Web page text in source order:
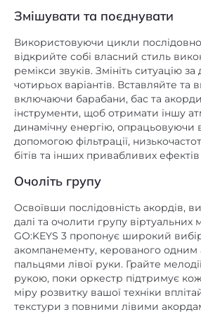
Змішувати та поєднувати
Використовуючи цикли
відкрийте собі власний стиль
ремікси звуків. Змініть ситуацію
чотирьох варіантів. Вставляйте та
включаючи барабани, бас та
інструменти, щоб отримати іншу
динамічну енергію, опрацьовуючи
допомогою фільтрації,
бітів та інших привабливих
Очоліть групу
Освоївши послідовність акордів,
далі та очолити групу віртуальних
GO:KEYS 3 пропонує широкий
акомпанементу, керованого одним
пальцями лівої руки. Грайте
рукою, поки оркестр підтримує
міру розвитку вашої техніки
текстури з повними лівими